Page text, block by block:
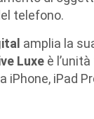
telefono.
amplia la
Luxe è
iPad